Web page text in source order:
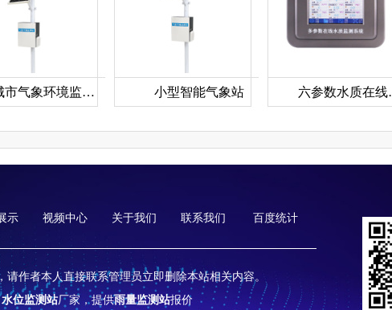
城市气象环境监测系统 小型智能气象站 六参
示 视频中心 关于我们 联系我们 百度统计
作者本人直接联系管理员立即删除本站相关内容。
水位监测站厂家，提供雨量监测站报价